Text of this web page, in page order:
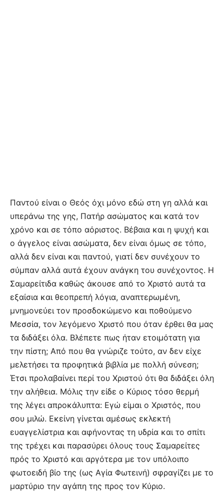
Παντού είναι ο Θεός όχι μόνο εδώ στη γη αλλά και
υπεράνω της γης, Πατήρ ασώματος και κατά τον
χρόνο και σε τόπο αόριστος. Βέβαια και η ψυχή και
ο άγγελος είναι ασώματα, δεν είναι όμως σε τόπο,
αλλά δεν είναι και παντού, γιατί δεν συνέχουν το
σύμπαν αλλά αυτά έχουν ανάγκη του συνέχοντος. Η
Σαμαρείτιδα καθώς άκουσε από το Χριστό αυτά τα
εξαίσια και θεοπρεπή λόγια, αναπτερωμένη,
μνημονεύει τον προσδοκώμενο και ποθούμενο
Μεσσία, τον λεγόμενο Χριστό που όταν έρθει θα μας
τα διδάξει όλα. Βλέπετε πως ήταν ετοιμότατη για
την πίστη; Από που θα γνώριζε τούτο, αν δεν είχε
μελετήσει τα προφητικά βιβλία με πολλή σύνεση;
Έτσι προλαβαίνει περί του Χριστού ότι θα διδάξει όλη
την αλήθεια. Μόλις την είδε ο Κύριος τόσο θερμή
της λέγει απροκάλυπτα: Εγώ είμαι ο Χριστός, που
σου μιλώ. Εκείνη γίνεται αμέσως εκλεκτή
ευαγγελίστρια και αφήνοντας τη υδρία και το σπίτι
της τρέχει και παρασύρει όλους τους Σαμαρείτες
πρός το Χριστό και αργότερα με τον υπόλοιπο
φωτοειδή βίο της (ως Αγία Φωτεινή) σφραγίζει με το
μαρτύριο την αγάπη της προς τον Κύριο.